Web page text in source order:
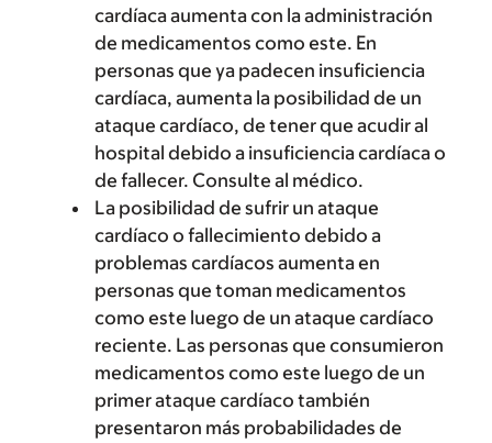
cardíaca aumenta con la administración
de medicamentos como este. En
personas que ya padecen insuficiencia
cardíaca, aumenta la posibilidad de un
ataque cardíaco, de tener que acudir al
hospital debido a insuficiencia cardíaca o
de fallecer. Consulte al médico.
La posibilidad de sufrir un ataque
cardíaco o fallecimiento debido a
problemas cardíacos aumenta en
personas que toman medicamentos
como este luego de un ataque cardíaco
reciente. Las personas que consumieron
medicamentos como este luego de un
primer ataque cardíaco también
presentaron más probabilidades de